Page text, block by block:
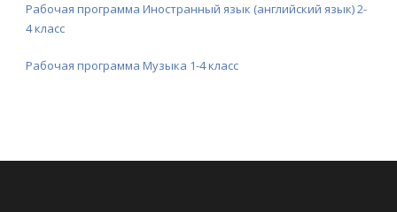
Рабочая программа Иностранный язык (английский язык) 2-
4 класс
Рабочая программа Музыка 1-4 класс